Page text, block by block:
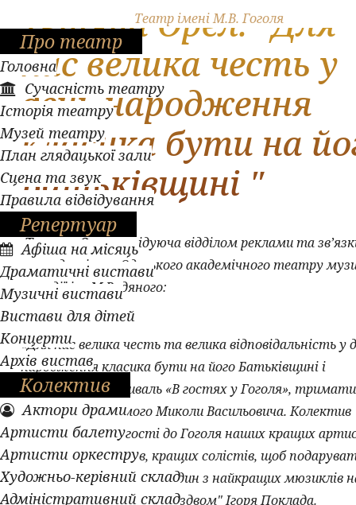
Театр імені М.В. Гоголя
Про театр
Головна
Сучасність театру
Історія театру
Музей театру
План глядацької зали
Сцена та звук
Правила відвідування
Репертуар
Афіша на місяць
Драматичні вистави
Музичні вистави
Вистави для дітей
Концерти
Архів вистав
Колектив
Актори драми
Артисти балету
Артисти оркестру
Художньо-керівний склад
Адміністративний склад
Тетяна Орел: "Для
нас велика честь у
день народження
класика бути на
Батьківщині "
Тетяна Орел,завідуюча відділом реклами та
громадськістю Одеського академічного театру
комедії ім. М.Водяного:
«Для нас велика честь та велика відповідальність у
народження класика бути на його Батьківщині і
відкривати фестиваль «В гостях у Гоголя»,
отримане від самого Миколи Васильовича. Колектив
театру привіз в гості до Гоголя наших кращих
кращих музикантів, кращих солістів, щоб
полтавським глядачам один з найкращих мюзиклів
репертуару «Ніч перед Різдвом" Ігоря Поклада.